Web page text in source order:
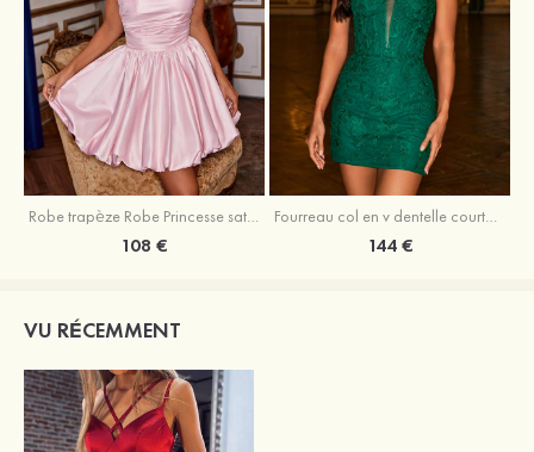
Robe trapèze Robe Princesse satin sans manches courte/mini robe de fête de la rentrée
108 €
Fourreau col en v dentelle courte/mini robe de fête de la rentré avec perles
144 €
VU RÉCEMMENT